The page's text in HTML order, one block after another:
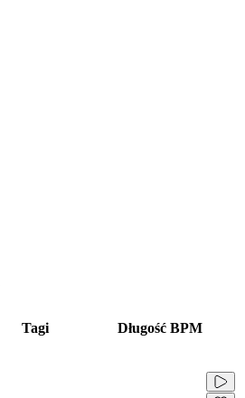
Tagi Długość BPM